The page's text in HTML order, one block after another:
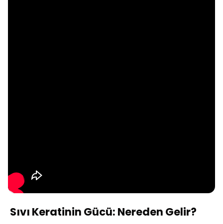
Sıvı Keratinin Gücü: Nereden Gelir?